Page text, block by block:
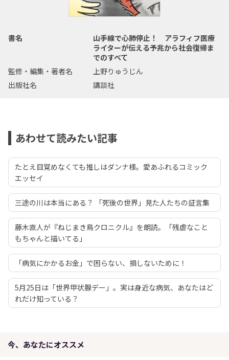
書名
山手線で心肺停止！ アラフィフ医療
ライターが伝える予兆から社会復帰ま
でのすべて
監修・編集・著者名
上野りゅうじん
出版社名
講談社
あわせて読みたい記事
たとえ目覚めなくても推しはダンナ様。愛あふれるコミック
エッセイ
三途の川は本当にある？ 「死後の世界」見た人たちの証言集
藤木直人が『ねじまき鳥クロニクル』を朗読。「残虐なこと
もちゃんと描いてる」
「病気にかかるお金」で困らない、損しないために！
5月25日は「世界甲状腺デー」。実は身近な病気、あなたはど
れだけ知っている？
今、あなたにオススメ